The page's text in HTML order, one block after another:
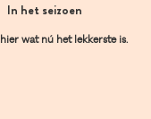
In het seizoen
wat nú het lekkerste is.